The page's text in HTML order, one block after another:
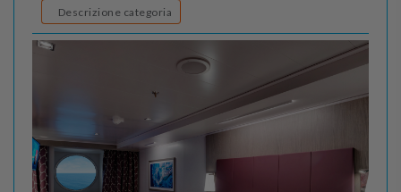
Descrizione categoria